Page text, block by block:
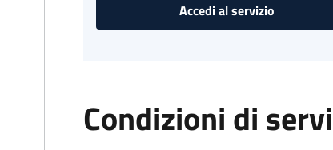
Accedi al servizio
Condizioni di